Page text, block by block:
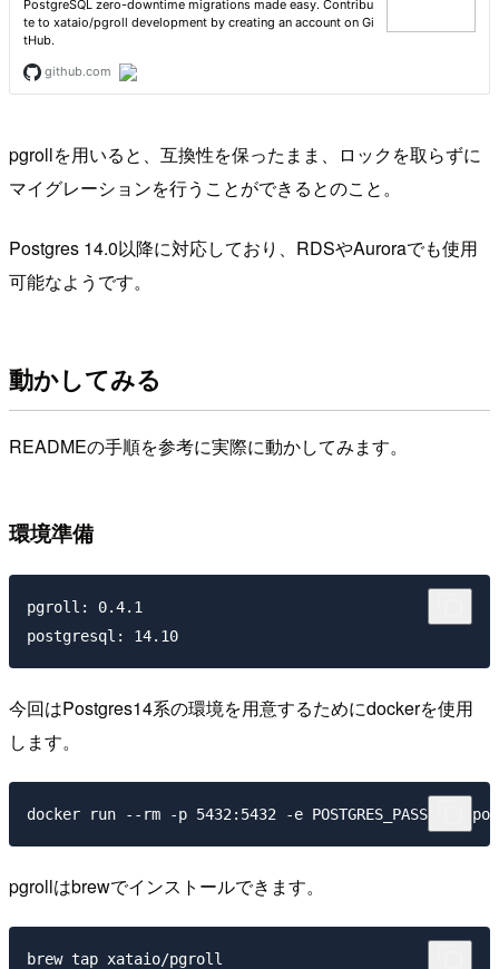
pgrollを用いると、互換性を保ったまま、ロックを取らずに
マイグレーションを行うことができるとのこと。
Postgres 14.0以降に対応しており、RDSやAuroraでも使用
可能なようです。
動かしてみる
READMEの手順を参考に実際に動かしてみます。
環境準備
pgroll: 0.4.1
今回はPostgres14系の環境を用意するためにdockerを使用
します。
pgrollはbrewでインストールできます。
brew tap xataio/pgroll